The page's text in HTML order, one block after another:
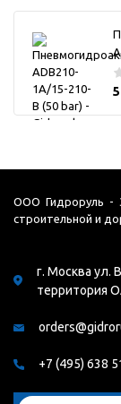
ООО Гидроруль -
строительной и
г. Москва ул.
территория
+7 (495) 638